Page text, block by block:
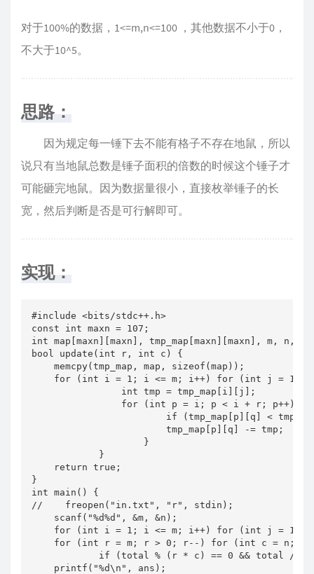
对于100%的数据，1<=m,n<=100 ，其他数据不小于0，
不大于10^5。
思路：
因为规定每一锤下去不能有格子不存在地鼠，所以
说只有当地鼠总数是锤子面积的倍数的时候这个锤子才
可能砸完地鼠。因为数据量很小，直接枚举锤子的长
宽，然后判断是否是可行解即可。
实现：
#include <bits/stdc++.h>
const int maxn = 107;
int map[maxn][maxn], tmp_map[maxn][maxn], m,
bool update(int r, int c) {
    memcpy(tmp_map, map, sizeof(map));
for (int i = 1; i <= m; i++) for (int j = 1;
                int tmp = tmp_map[i][j];
for (int p = i; p < i + r; p++)
if (tmp_map[p][q] < tmp)
                        tmp_map[p][q] -= tmp;
                    }
            }
    return true;
}
int main() {
//    freopen("in.txt", "r", stdin);
    scanf("%d%d", &m, &n);
for (int i = 1; i <= m; i++) for (int j = 1;
for (int r = m; r > 0; r--) for (int c = n; c
if (total % (r * c) == 0 && total /
    printf("%d\n", ans);